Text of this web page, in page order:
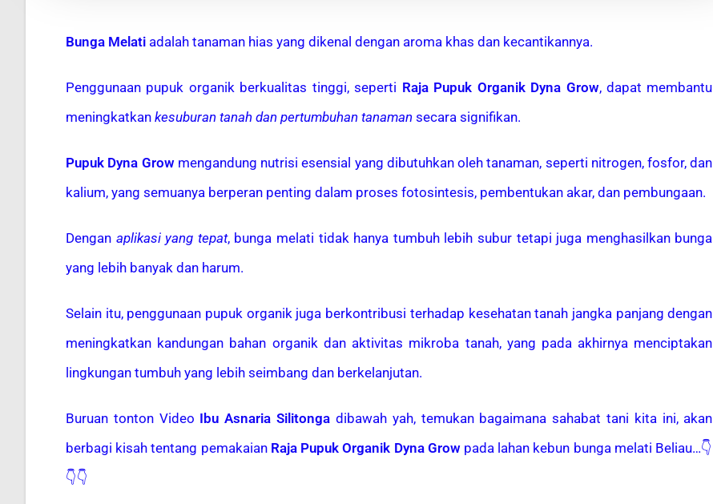
Bunga Melati adalah tanaman hias yang dikenal dengan aroma khas dan kecantikannya.
Penggunaan pupuk organik berkualitas tinggi, seperti Raja Pupuk Organik Dyna Grow, dapat membantu
meningkatkan kesuburan tanah dan pertumbuhan tanaman secara signifikan.
Pupuk Dyna Growmengandung nutrisi esensial yang dibutuhkan oleh tanaman, seperti nitrogen, fosfor, dan
kalium, yang semuanya berperan penting dalam proses fotosintesis, pembentukan akar, dan pembungaan.
Dengan aplikasi yang tepat, bunga melati tidak hanya tumbuh lebih subur tetapi juga menghasilkan bunga
yang lebih banyak dan harum.
Selain itu, penggunaan pupuk organik juga berkontribusi terhadap kesehatan tanah jangka panjang dengan
meningkatkan kandungan bahan organik dan aktivitas mikroba tanah, yang pada akhirnya menciptakan
lingkungan tumbuh yang lebih seimbang dan berkelanjutan.
Buruan tonton Video Ibu Asnaria Silitonga dibawah yah, temukan bagaimana sahabat tani kita ini, akan
berbagi kisah tentang pemakaian Raja Pupuk Organik Dyna Growpada lahan kebun bunga melati Beliau…👇
👇👇